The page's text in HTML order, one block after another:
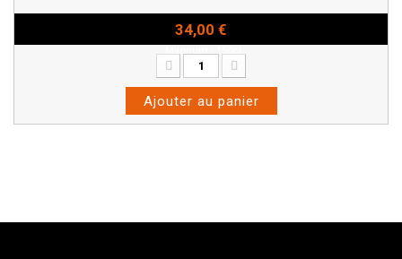
34,00 €
Ajouter au panier